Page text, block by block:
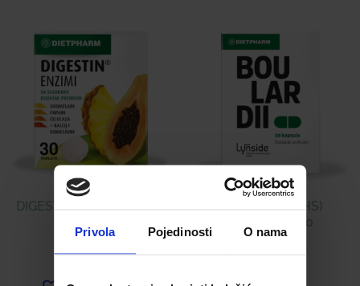
Privola Pojedinosti O nama
DIGESTIN TABLETE Á 30
BOULARDII (PHS)
KAPSULE Á 10